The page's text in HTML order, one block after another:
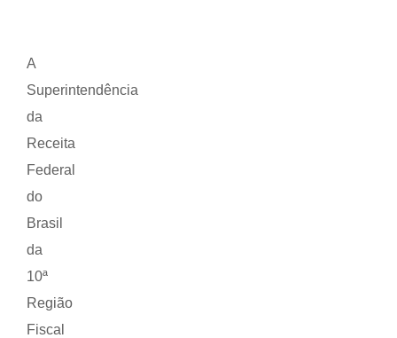
A
Superintendência
da
Receita
Federal
do
Brasil
da
10ª
Região
Fiscal